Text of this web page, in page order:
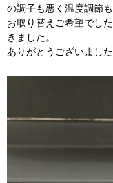
の調子も悪く温度調節
お取り替えご希望でし
きました。
ありがとうございました